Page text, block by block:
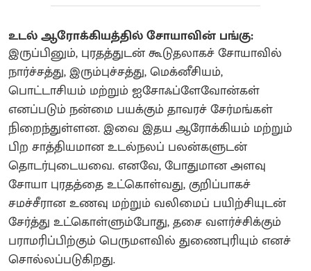
உடல் ஆரோக்கியத்தில் சோயாவின் பங்கு:
இருப்பினும், புரதத்துடன் கூடுதலாகச் சோயாவில்
நார்ச்சத்து, இரும்புச்சத்து, மெக்னீசியம்,
பொட்டாசியம் மற்றும் ஐசோஃப்ளேவோன்கள்
எனப்படும் நன்மை பயக்கும் தாவரச் சேர்மங்கள்
நிறைந்துள்ளன. இவை இதய ஆரோக்கியம் மற்றும்
பிற சாத்தியமான உடல்நலப் பலன்களுடன்
தொடர்புடையவை. எனவே, போதுமான அளவு
சோயா புரதத்தை உட்கொள்வது, குறிப்பாகச்
சமச்சீரான உணவு மற்றும் வலிமைப் பயிற்சியுடன்
சேர்த்து உட்கொள்ளும்போது, தசை வளர்ச்சிக்கும்
பராமரிப்பிற்கும் பெருமளவில் துணைபுரியும் எனச்
சொல்லப்படுகிறது.